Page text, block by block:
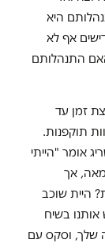
היא
אף לא
עד
תוקפנות.
"הייתי
אך
שוכב
בשיח
וסקס עם